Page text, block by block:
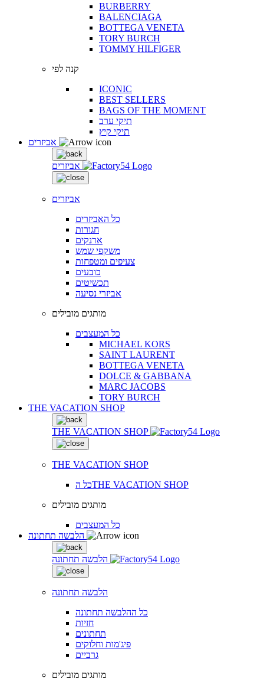
BURBERRY
BALENCIAGA
BOTTEGA VENETA
TORY BURCH
TOMMY HILFIGER
קנה לפי
ICONIC
BEST SELLERS
BAGS OF THE MOMENT
תיקי ערב
תיקי קיץ
אביזרים
אביזרים
כל האביזרים
חגורות
ארנקים
משקפי שמש
צעיפים ומטפחות
כובעים
תכשיטים
אביזרי נסיעה
מותגים מובילים
כל המעצבים
MICHAEL KORS
SAINT LAURENT
BOTTEGA VENETA
DOLCE & GABBANA
MARC JACOBS
TORY BURCH
THE VACATION SHOP
THE VACATION SHOP
THE VACATION SHOP
כל הTHE VACATION SHOP
מותגים מובילים
כל המעצבים
הלבשה תחתונה
הלבשה תחתונה
כל ההלבשה תחתונה
חזיות
תחתונים
פיג'מות וחלוקים
גרביים
מותגים מובילים